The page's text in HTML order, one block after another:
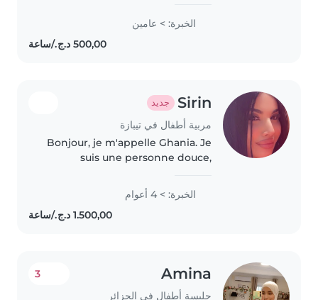
hence my experience with kids .
I love kids , and I'd like to be the
extra help you need in your..
الخبرة: > عامين
Sirin جديد
مربية أطفال في تيبازة
Bonjour, je m'appelle Ghania. Je
suis une personne douce,
l'écoute des enfants. J'ai de
l'expérience dans la garde
d'enfants, notamment avec un
الخبرة: > 4 أعوام
Amina
جليسة أطفال في الجزائر
3